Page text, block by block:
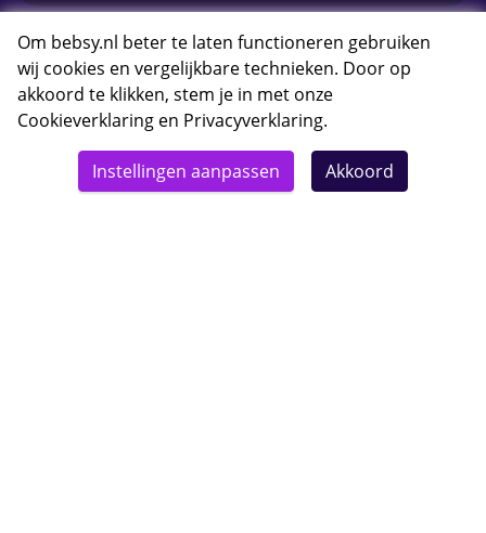
E-mail Bebsy.nl
© 2026 Bebsy.nl
Om bebsy.nl beter te laten functioneren gebruiken
wij cookies en vergelijkbare technieken. Door op
akkoord te klikken, stem je in met onze
Cookieverklaring en Privacyverklaring.
Instellingen aanpassen Akkoord